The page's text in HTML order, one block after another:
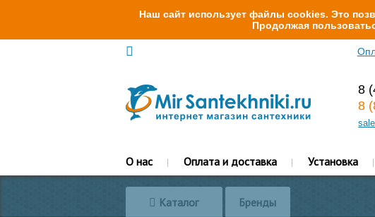
Наш сайт использует файлы cookies. Это
Продолжая
8
8
О нас Оплата и доставка Установка
Каталог Бренды